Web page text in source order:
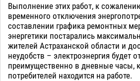
Выполнение этих работ, к
временного отключения
составлении графика ремонтных
энергетики постарались
жителей Астраханской области и
неудобств – электроэнергия будет
преимущественно в дневные часы,
потребителей находится на работе.